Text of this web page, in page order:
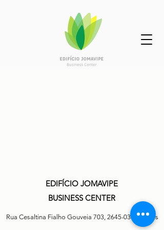
EDIFÍCIO JOMAVIPE
BUSINESS CENTER
Rua Cesaltina Fialho Gouveia 703, 2645-038 Cascais